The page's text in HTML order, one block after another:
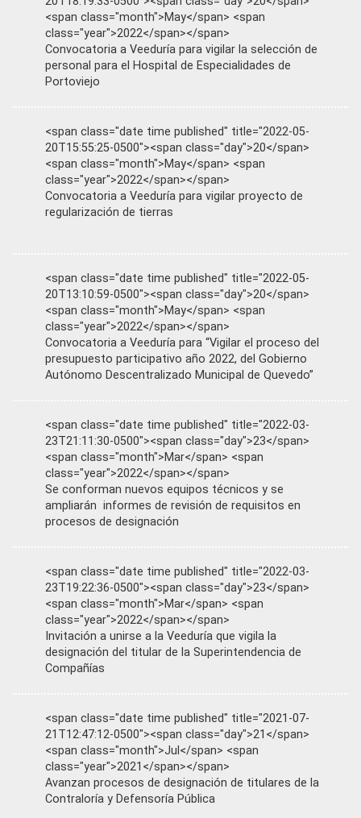
<span class="month">May</span> <span
class="year">2022</span></span>
Convocatoria a Veeduría para vigilar la selección de
personal para el Hospital de Especialidades de
Portoviejo
<span class="date time published" title="2022-05-
20T15:55:25-0500"><span class="day">20</span>
<span class="month">May</span> <span
class="year">2022</span></span>
Convocatoria a Veeduría para vigilar proyecto de
regularización de tierras
<span class="date time published" title="2022-05-
20T13:10:59-0500"><span class="day">20</span>
<span class="month">May</span> <span
class="year">2022</span></span>
Convocatoria a Veeduría para “Vigilar el proceso del
presupuesto participativo año 2022, del Gobierno
Autónomo Descentralizado Municipal de Quevedo”
<span class="date time published" title="2022-03-
23T21:11:30-0500"><span class="day">23</span>
<span class="month">Mar</span> <span
class="year">2022</span></span>
Se conforman nuevos equipos técnicos y se
ampliarán informes de revisión de requisitos en
procesos de designación
<span class="date time published" title="2022-03-
23T19:22:36-0500"><span class="day">23</span>
<span class="month">Mar</span> <span
class="year">2022</span></span>
Invitación a unirse a la Veeduría que vigila la
designación del titular de la Superintendencia de
Compañías
<span class="date time published" title="2021-07-
21T12:47:12-0500"><span class="day">21</span>
<span class="month">Jul</span> <span
class="year">2021</span></span>
Avanzan procesos de designación de titulares de la
Contraloría y Defensoría Pública